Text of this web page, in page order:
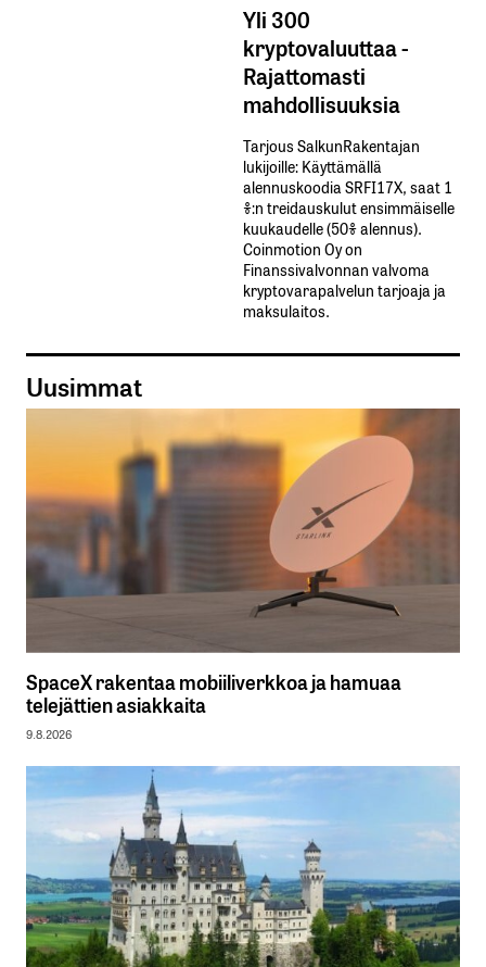
Yli 300
kryptovaluuttaa -
Rajattomasti
mahdollisuuksia
Tarjous SalkunRakentajan
lukijoille: Käyttämällä​ ​
alennuskoodia​ ​SRFI17X,​ ​saat​ ​1
%:n treidauskulut​ ​ensimmäiselle​ ​
kuukaudelle​ ​(50%​ ​alennus).
Coinmotion Oy on
Finanssivalvonnan valvoma
kryptovarapalvelun tarjoaja ja
maksulaitos.
Uusimmat
SpaceX rakentaa mobiiliverkkoa ja hamuaa
telejättien asiakkaita
9.8.2026